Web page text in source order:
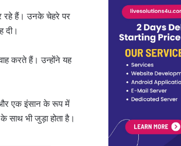
रहे हैं। उनके चेहरे पर
दी।
करते हैं। उन्होंने यह
और एक इंसान के रूप में
साथ भी जुड़ा होता है।